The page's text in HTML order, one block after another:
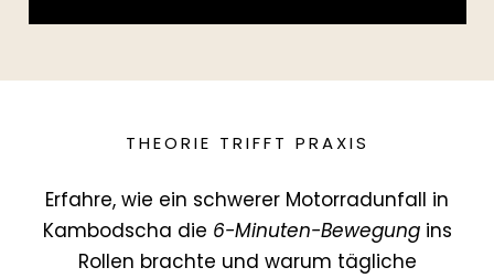
THEORIE TRIFFT PRAXIS
Erfahre, wie ein schwerer Motorradunfall in
Kambodscha die 6-Minuten-Bewegungins
Rollen brachte und warum tägliche